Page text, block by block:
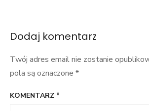
Dodaj komentarz
Twój adres email nie zostanie
pola są oznaczone *
KOMENTARZ *